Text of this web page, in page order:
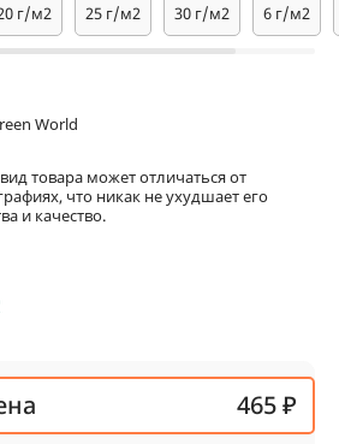
г/м2 25 г/м2 30 г/м2 6 г/м2
World
товара может отличаться от
что никак не ухудшает его
и качество.
465 ₽